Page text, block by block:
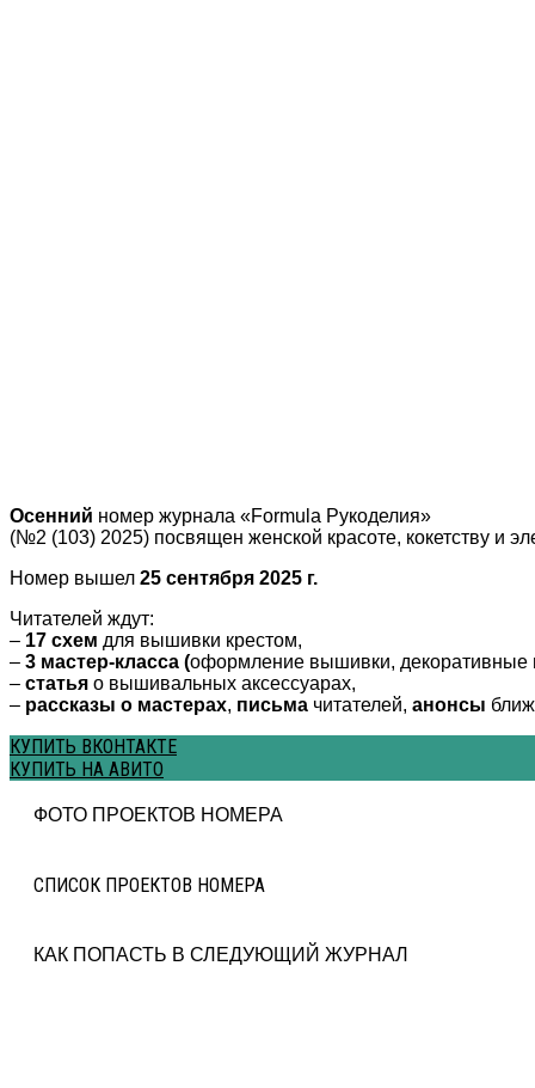
Осенний номер журнала «Formula Рукоделия»
(№2 (103) 2025) посвящен женской красоте, кокетству и
Номер вышел 25 сентября 2025 г.
Читателей ждут:
– 17 схем для вышивки крестом,
– 3 мастер-класса (оформление вышивки, декоративные
– статья о вышивальных аксессуарах,
– рассказы о мастерах, письма читателей, анонсы
КУПИТЬ ВКОНТАКТЕ
КУПИТЬ НА АВИТО
ФОТО ПРОЕКТОВ НОМЕРА
СПИСОК ПРОЕКТОВ НОМЕРА
КАК ПОПАСТЬ В СЛЕДУЮЩИЙ ЖУРНАЛ